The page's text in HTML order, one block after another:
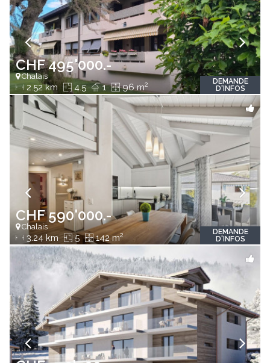
CHF 495'000.-
Chalais
2.52 km 4.5 1 96 m2
DEMANDE
D'INFOS
CHF 590'000.-
Chalais
3.24 km 5 142 m2
DEMANDE
D'INFOS